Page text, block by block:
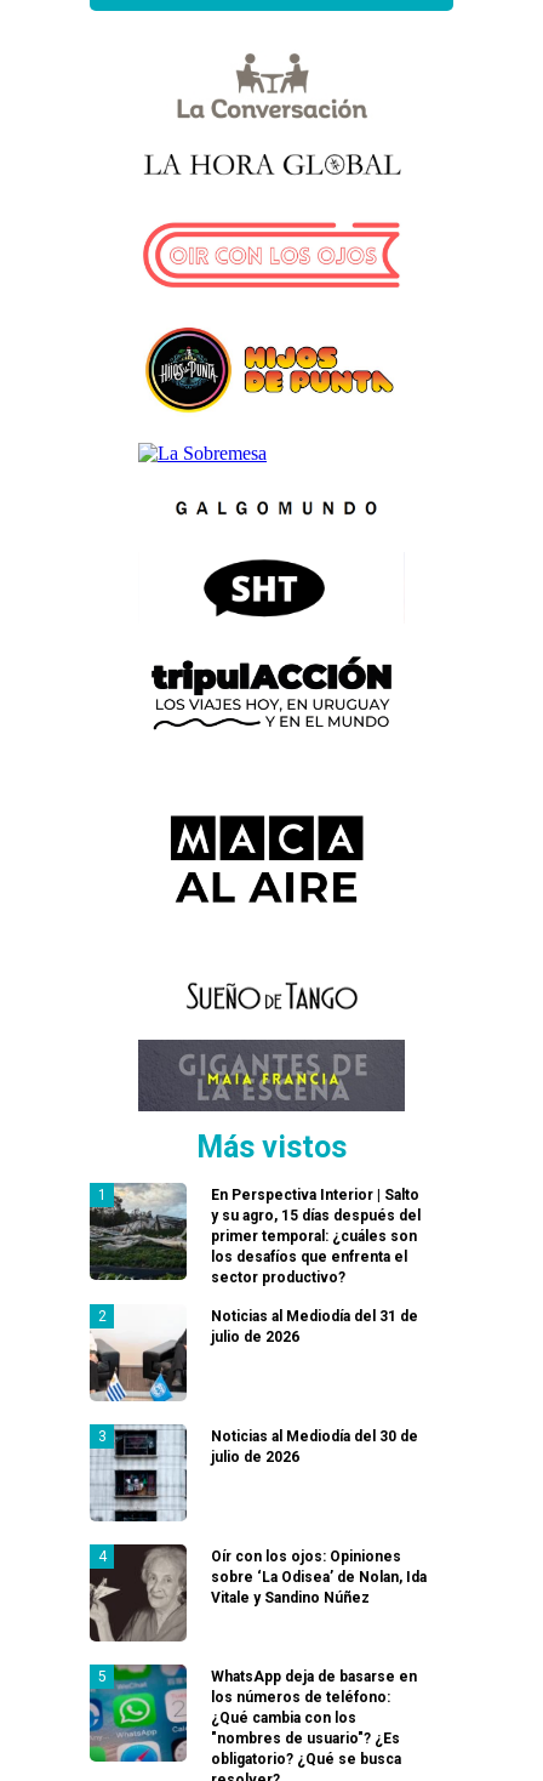
Más vistos
En Perspectiva Interior | Salto
y su agro, 15 días después del
primer temporal: ¿cuáles son
los desafíos que enfrenta el
sector productivo?
Noticias al Mediodía del 31 de
julio de 2026
Noticias al Mediodía del 30 de
julio de 2026
Oír con los ojos: Opiniones
sobre ‘La Odisea’ de Nolan, Ida
Vitale y Sandino Núñez
WhatsApp deja de basarse en
los números de teléfono:
¿Qué cambia con los
"nombres de usuario"? ¿Es
obligatorio? ¿Qué se busca